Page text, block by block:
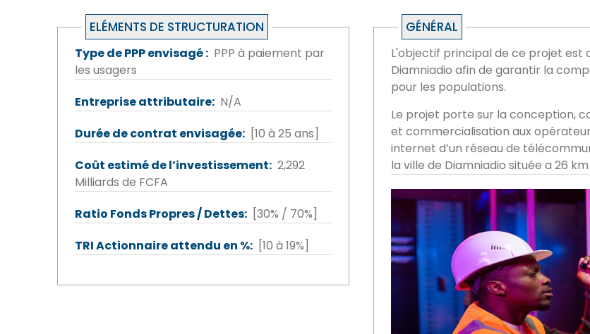
GÉNÉRAL
L'objectif principal de ce projet est
Diamniadio afin de garantir la
pour les populations.
Le projet porte sur la conception,
et commercialisation aux
internet d’un réseau de
la ville de Diamniadio située a 26
ELÉMENTS DE STRUCTURATION
Type de PPP envisagé
PPP à paiement par
les usagers
Entreprise attributaire N/A
Durée de contrat envisagée
[10 à 25 ans]
Coût estimé de l’investissement 2,292
Milliards de FCFA
Ratio Fonds Propres / Dettes
[30% / 70%]
TRI Actionnaire attendu en %
[10 à 19%]